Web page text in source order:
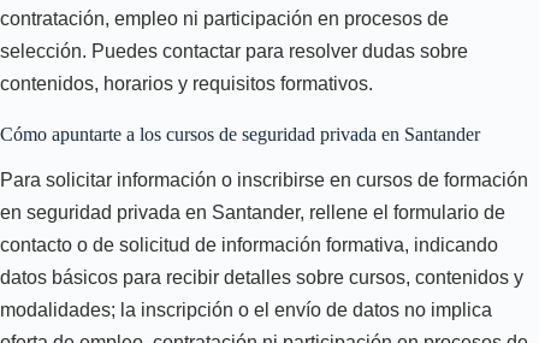
contratación, empleo ni participación en procesos de
selección. Puedes contactar para resolver dudas sobre
contenidos, horarios y requisitos formativos.
Cómo apuntarte a los cursos de seguridad privada en Santander
Para solicitar información o inscribirse en cursos de formación
en seguridad privada en Santander, rellene el formulario de
contacto o de solicitud de información formativa, indicando
datos básicos para recibir detalles sobre cursos, contenidos y
modalidades; la inscripción o el envío de datos no implica